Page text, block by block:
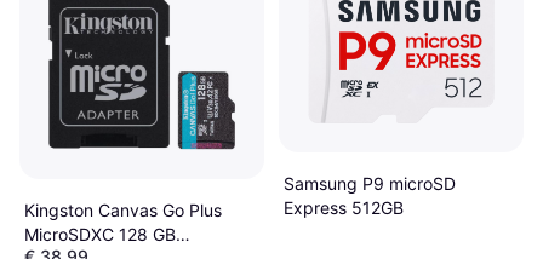
Kingston Canvas Go Plus
MicroSDXC 128 GB
Samsung P9 microSD
Express 512GB